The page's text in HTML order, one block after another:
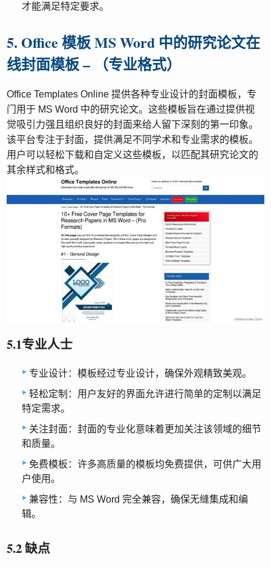
才能满足特定要求。
5. Office 模板 MS Word 中的研究论文在
线封面模板 – （专业格式）
Office Templates Online 提供各种专业设计的封面模板，专
门用于 MS Word 中的研究论文。这些模板旨在通过提供视
觉吸引力强且组织良好的封面来给人留下深刻的第一印象。
该平台专注于封面，提供满足不同学术和专业需求的模板。
用户可以轻松下载和自定义这些模板，以匹配其研究论文的
其余样式和格式。
5.1专业人士
专业设计：模板经过专业设计，确保外观精致美观。
轻松定制：用户友好的界面允许进行简单的定制以满足
特定需求。
关注封面：封面的专业化意味着更加关注该领域的细节
和质量。
免费模板：许多高质量的模板均免费提供，可供广大用
户使用。
兼容性：与 MS Word 完全兼容，确保无缝集成和编
辑。
5.2 缺点